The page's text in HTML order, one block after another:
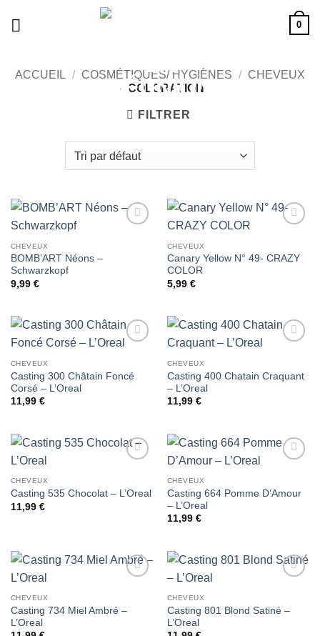
0
ACCUEIL / COSMÉTIQUES/ HYGIÈNES /
CHEVEUX
/ COLORATION
FILTRER
CHEVEUX
BOMB’ART Néons –
Schwarzkopf
9,99 €
de
CHEVEUX
Canary Yellow N° 49- CRAZY
COLOR
5,99 €
de
souhaits
CHEVEUX
Casting 300 Châtain Foncé
Corsé – L’Oreal
11,99 €
souhaits
CHEVEUX
Casting 400 Chatain Craquant
– L’Oreal
11,99 €
de
souhaits
CHEVEUX
Casting 535 Chocolat – L’Oreal
11,99 €
souhaits
CHEVEUX
Casting 664 Pomme D’Amour
– L’Oreal
11,99 €
CHEVEUX
Casting 734 Miel Ambré –
L’Oreal
CHEVEUX
Casting 801 Blond Satiné –
L’Oreal